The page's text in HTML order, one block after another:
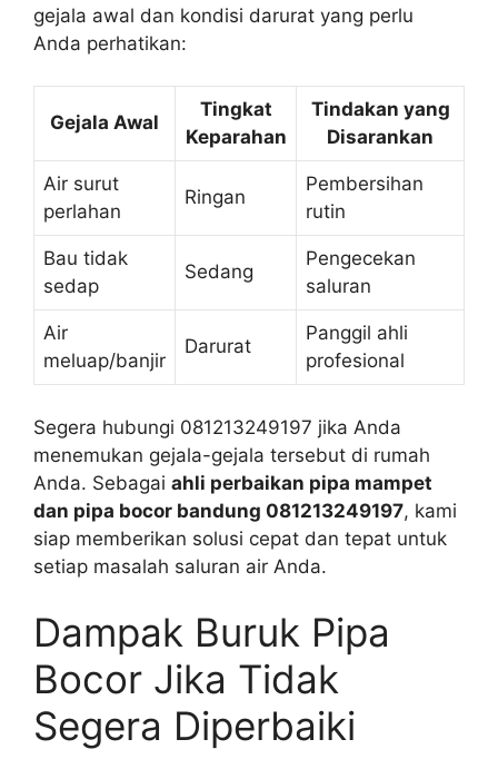
gejala awal dan kondisi darurat yang perlu
Anda perhatikan:
Gejala Awal
Tingkat
Keparahan
Tindakan yang
Disarankan
Air surut
perlahan
Ringan
Pembersihan
rutin
Bau tidak
sedap
Sedang
Pengecekan
saluran
Air
meluap/banjir
Darurat
Panggil ahli
profesional
Segera hubungi 081213249197 jika Anda
menemukan gejala-gejala tersebut di rumah
Anda. Sebagai ahli perbaikan pipa mampet
dan pipa bocor bandung 081213249197, kami
siap memberikan solusi cepat dan tepat untuk
setiap masalah saluran air Anda.
Dampak Buruk Pipa
Bocor Jika Tidak
Segera Diperbaiki